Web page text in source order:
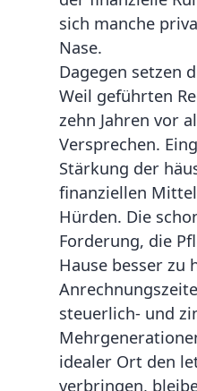
sich manche
Nase.
Dagegen setzen
Weil geführten
zehn Jahren vor
Versprechen.
Stärkung der
finanziellen
Hürden. Die
Forderung, die
Hause besser
steuerlich- und
idealer Ort den
verbringen,